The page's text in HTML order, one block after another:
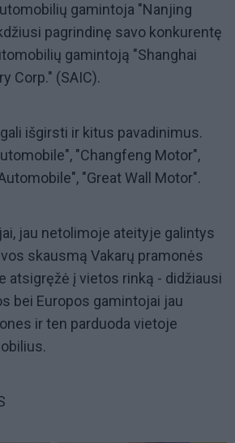
gamintoja "Nanjing
pagrindinę savo konkurentę
gamintoją "Shanghai
Corp." (SAIC).
išgirsti ir kitus pavadinimus.
"Changfeng Motor",
"Great Wall Motor".
jau netolimoje ateityje galintys
skausmą Vakarų pramonės
atsigręžė į vietos rinką - didžiausi
bei Europos gamintojai jau
ir ten parduoda vietoje